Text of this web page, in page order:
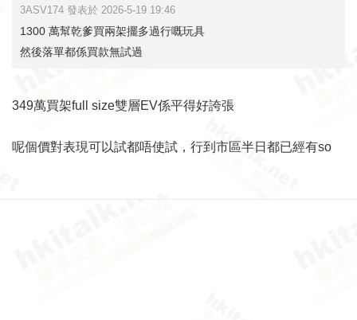
3ASV174 發表於 2026-5-19 19:46
1300 萬幫乾爹買兩架擺多過行嘅玩具
然後落單都係買款無試過
349萬買架full size雙層EV係平得好誇張
呢個價對表現可以試都唔使試，行到市區半日都已經有so